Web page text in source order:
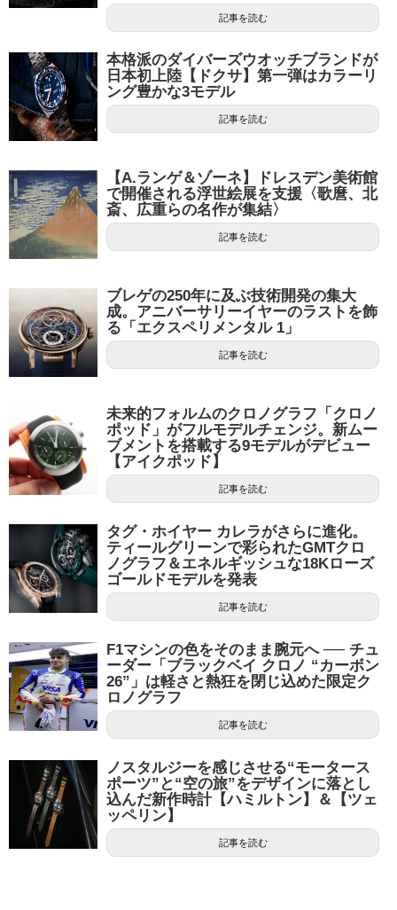
記事を読む
本格派のダイバーズウオッチブランドが
日本初上陸【ドクサ】第一弾はカラーリ
ング豊かな3モデル
記事を読む
【A.ランゲ＆ゾーネ】ドレスデン美術館
で開催される浮世絵展を支援〈歌麿、北
斎、広重らの名作が集結〉
記事を読む
ブレゲの250年に及ぶ技術開発の集大
成。アニバーサリーイヤーのラストを飾
る「エクスペリメンタル 1」
記事を読む
未来的フォルムのクロノグラフ「クロノ
ポッド」がフルモデルチェンジ。新ムー
ブメントを搭載する9モデルがデビュー
【アイクポッド】
記事を読む
タグ・ホイヤー カレラがさらに進化。
ティールグリーンで彩られたGMTクロ
ノグラフ＆エネルギッシュな18Kローズ
ゴールドモデルを発表
記事を読む
F1マシンの色をそのまま腕元へ ── チュ
ーダー「ブラックベイ クロノ “カーボン
26”」は軽さと熱狂を閉じ込めた限定ク
ロノグラフ
記事を読む
ノスタルジーを感じさせる“モータース
ポーツ”と“空の旅”をデザインに落とし
込んだ新作時計【ハミルトン】＆【ツェ
ッペリン】
記事を読む